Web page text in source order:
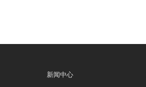
新闻中心